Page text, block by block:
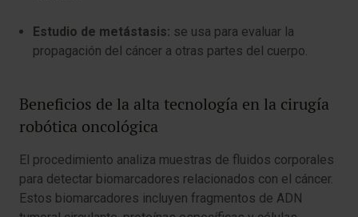
Estudio de metástasis: se usa para evaluar la
propagación del cáncer a otras partes del cuerpo.
Beneficios de la alta tecnología en la cirugía
robótica oncológica
El procedimiento analiza muestras de fluidos corporales
para detectar biomarcadores relacionados con el cáncer.
Estos biomarcadores incluyen fragmentos de ADN